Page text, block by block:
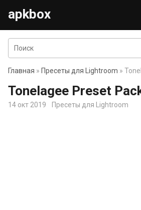
apkbox
Главная » Пресеты для Lightroom »
Tonelagee Preset
14 окт 2019 Пресеты для Lightroom